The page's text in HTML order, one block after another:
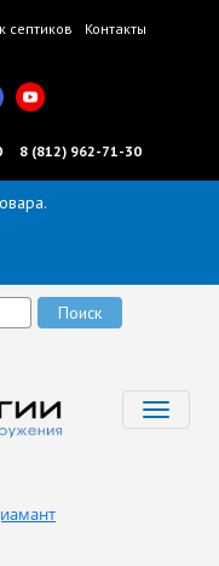
септиков
Контакты
8 (812) 962-71-30